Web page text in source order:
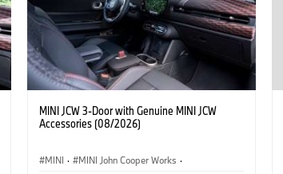
MINI JCW 3-Door with Genuine MINI JCW
Accessories (08/2026)
MINI · MINI John Cooper Works ·